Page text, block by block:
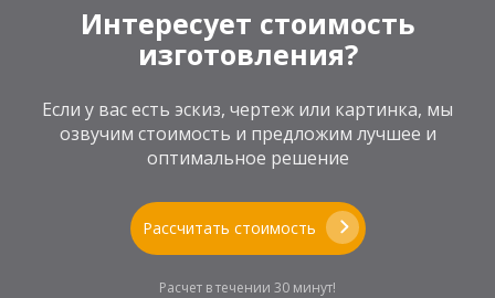
Интересует стоимость
изготовления?
Если у вас есть эскиз, чертеж или картинка, мы
озвучим стоимость и предложим лучшее и
оптимальное решение
Рассчитать стоимость
Расчет в течении 30 минут!